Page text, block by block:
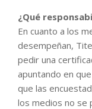
¿Qué
En cuanto a los
desempeñan,
pedir una
apuntando en
que las
los medios no se